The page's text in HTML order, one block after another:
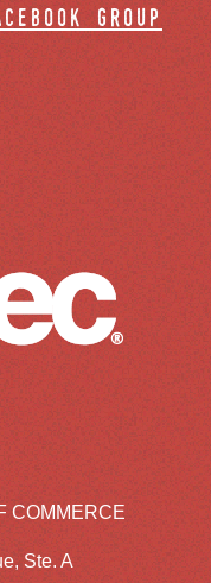
group
COMMERCE
Ste. A